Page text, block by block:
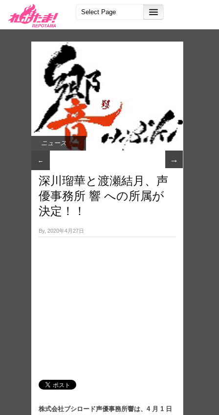
ニュース
← →
深川瑠華と渡瀬結月、声
優事務所 響 への所属が
決定！！
By, 2020年4月27日
株式会社ブシロード声優事務所響は、4 月 1 日